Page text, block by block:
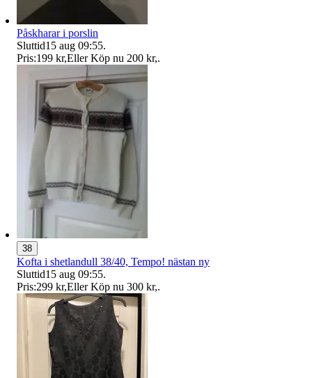
Påskharar i porslin
Sluttid15 aug 09:55.
Pris:199 kr,Eller Köp nu 200 kr,.
38
Kofta i shetlandull 38/40, Tempo! nästan ny
Sluttid15 aug 09:55.
Pris:299 kr,Eller Köp nu 300 kr,.